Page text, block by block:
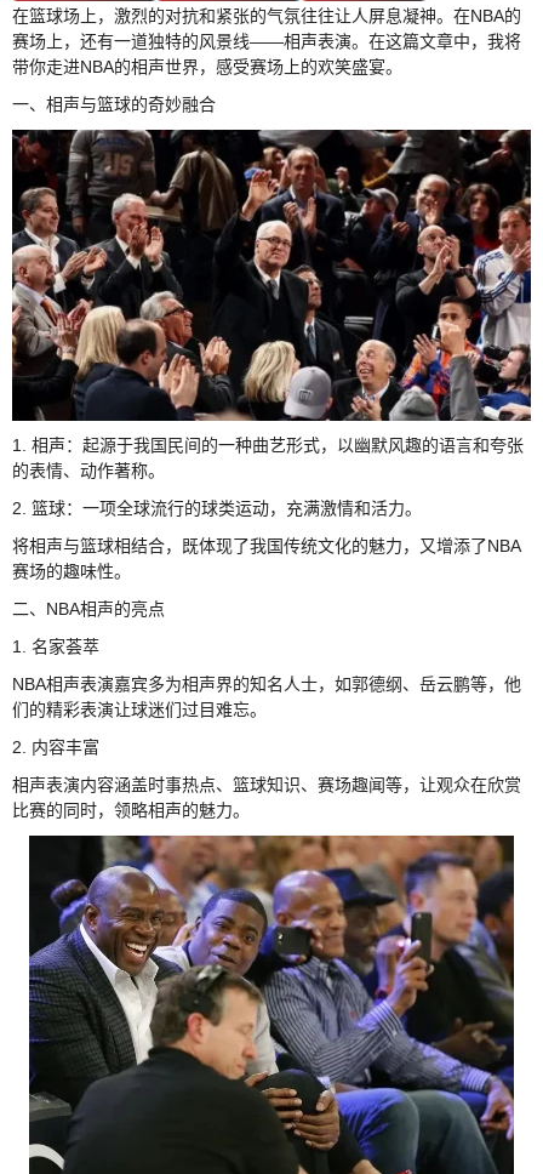
在篮球场上，激烈的对抗和紧张的气氛往往让人屏息凝神。在NBA的
赛场上，还有一道独特的风景线——相声表演。在这篇文章中，我将
带你走进NBA的相声世界，感受赛场上的欢笑盛宴。
一、相声与篮球的奇妙融合
1. 相声：起源于我国民间的一种曲艺形式，以幽默风趣的语言和夸张
的表情、动作著称。
2. 篮球：一项全球流行的球类运动，充满激情和活力。
将相声与篮球相结合，既体现了我国传统文化的魅力，又增添了NBA
赛场的趣味性。
二、NBA相声的亮点
1. 名家荟萃
NBA相声表演嘉宾多为相声界的知名人士，如郭德纲、岳云鹏等，他
们的精彩表演让球迷们过目难忘。
2. 内容丰富
相声表演内容涵盖时事热点、篮球知识、赛场趣闻等，让观众在欣赏
比赛的同时，领略相声的魅力。